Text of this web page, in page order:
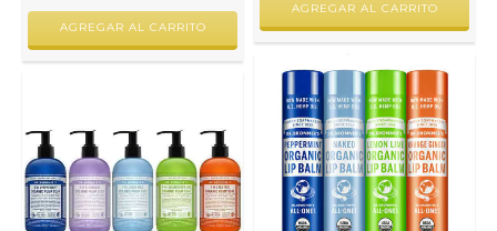
AGREGAR AL CARRITO
AGREGAR AL CARRITO